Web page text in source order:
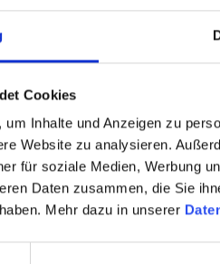
Cookies
Inhalte und Anzeigen zu
Website zu analysieren.
für soziale Medien, Werbung
Daten zusammen, die Sie
Mehr dazu in unserer